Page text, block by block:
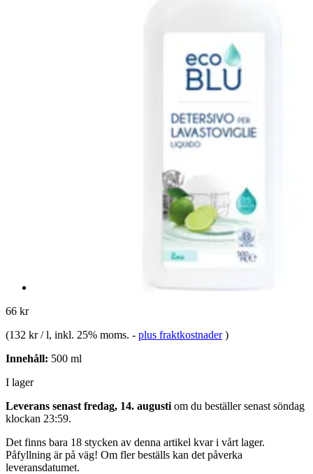
66 kr
(132 kr / l, inkl. 25% moms. - plus fraktkostnader )
Innehåll: 500 ml
I lager
Leverans senast fredag, 14. augusti om du beställer senast söndag
klockan 23:59.
Det finns bara 18 stycken av denna artikel kvar i vårt lager.
Påfyllning är på väg! Om fler beställs kan det påverka
leveransdatumet.